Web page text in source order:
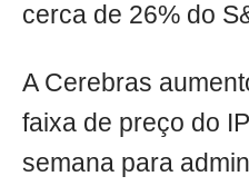
cerca de 26% do
A Cerebras
faixa de preço do
semana para